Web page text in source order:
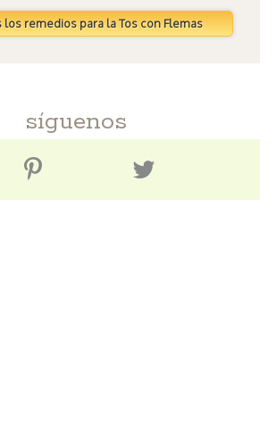
los remedios para la Tos con Flemas
síguenos